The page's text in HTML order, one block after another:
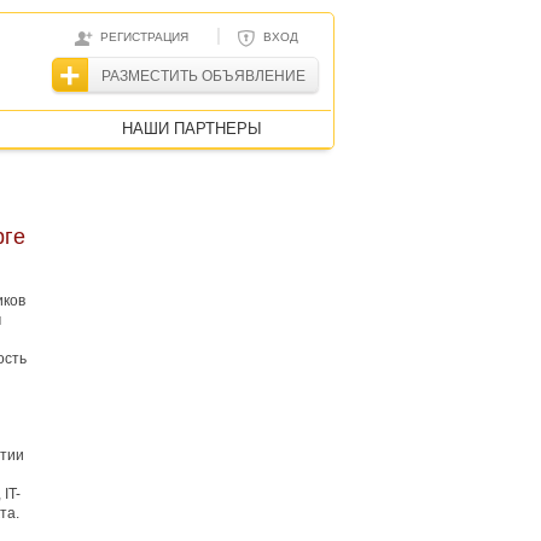
РЕГИСТРАЦИЯ | ВХОД
РАЗМЕСТИТЬ ОБЪЯВЛЕНИЕ
НАШИ ПАРТНЕРЫ
IT-